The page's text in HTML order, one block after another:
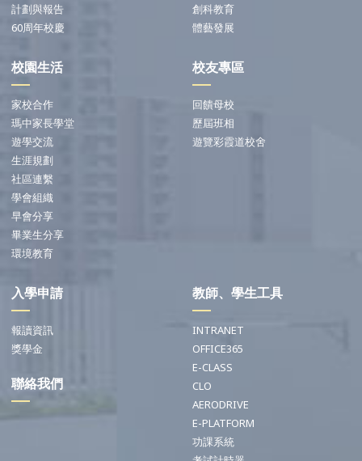
計劃與報告
60周年校慶
創科教育
體藝發展
校園生活
家校合作
瑪中家長學堂
遊學交流
生涯規劃
社區連繫
學會組織
早會分享
畢業生分享
環境教育
校友專區
回饋母校
歷屆班相
遊覽彩霞道校舍
入學申請
報讀資訊
獎學金
聯絡我們
教師、學生工具
INTRANET
OFFICE365
E-CLASS
CLO
AERODRIVE
E-PLATFORM
功課系統